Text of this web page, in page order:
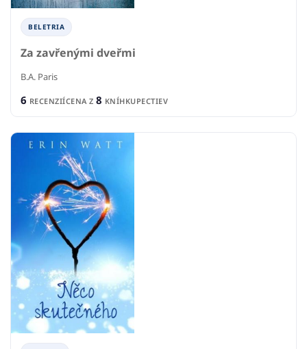
BELETRIA
Za zavřenými dveřmi
B.A. Paris
6 RECENZIÍCENA Z 8 KNÍHKUPECTIEV